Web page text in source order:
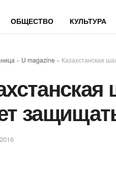
ОБЩЕСТВО КУЛЬТУРА
» U magazine » Казахстанская